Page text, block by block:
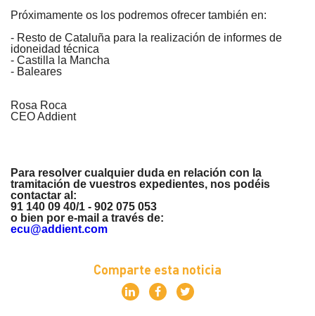
Próximamente os los podremos ofrecer también en:
- Resto de Cataluña para la realización de informes de
idoneidad técnica
- Castilla la Mancha
- Baleares
Rosa Roca
CEO Addient
Para resolver cualquier duda en relación con la
tramitación de vuestros expedientes, nos podéis
contactar al:
91 140 09 40/1 - 902 075 053
o bien por e-mail a través de:
ecu@addient.com
Comparte esta noticia